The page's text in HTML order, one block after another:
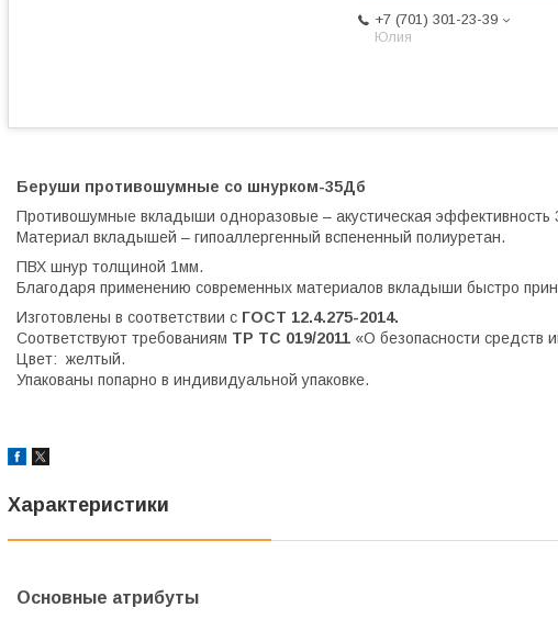
+7 (701) 301-23-39
Юлия
Беруши противошумные со шнурком-35Дб
Противошумные вкладыши одноразовые – акустическая эффективность
Материал вкладышей – гипоаллергенный вспененный полиуретан.
ПВХ шнур толщиной 1мм.
Благодаря применению современных материалов вкладыши быстро
Изготовлены в соответствии с ГОСТ 12.4.275-2014.
Соответствуют требованиям ТР ТС 019/2011 «О безопасности средств
Цвет: желтый.
Упакованы попарно в индивидуальной упаковке.
Характеристики
Основные атрибуты